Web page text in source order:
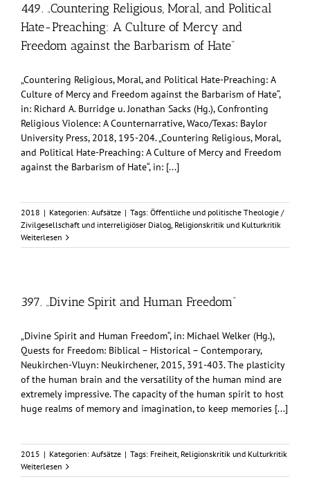
449. „Countering Religious, Moral, and Political
Hate-Preaching: A Culture of Mercy and
Freedom against the Barbarism of Hate“
„Countering Religious, Moral, and Political Hate-Preaching: A
Culture of Mercy and Freedom against the Barbarism of Hate“,
in: Richard A. Burridge u. Jonathan Sacks (Hg.), Confronting
Religious Violence: A Counternarrative, Waco/Texas: Baylor
University Press, 2018, 195-204. „Countering Religious, Moral,
and Political Hate-Preaching: A Culture of Mercy and Freedom
against the Barbarism of Hate“, in: [...]
2018 | Kategorien: Aufsätze | Tags: Öffentliche und politische Theologie /
Zivilgesellschaft und interreligiöser Dialog, Religionskritik und Kulturkritik
Weiterlesen
397. „Divine Spirit and Human Freedom“
„Divine Spirit and Human Freedom“, in: Michael Welker (Hg.),
Quests for Freedom: Biblical – Historical – Contemporary,
Neukirchen-Vluyn: Neukirchener, 2015, 391-403. The plasticity
of the human brain and the versatility of the human mind are
extremely impressive. The capacity of the human spirit to host
huge realms of memory and imagination, to keep memories [...]
2015 | Kategorien: Aufsätze | Tags: Freiheit, Religionskritik und Kulturkritik
Weiterlesen